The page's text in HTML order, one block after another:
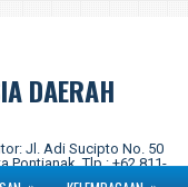
DAERAH
Jl. Adi Sucipto No. 50
Pontianak. Tlp : +62 811-